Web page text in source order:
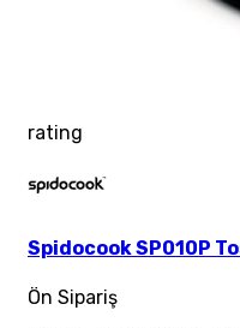
rating
Spidocook SP010P
Ön Sipariş